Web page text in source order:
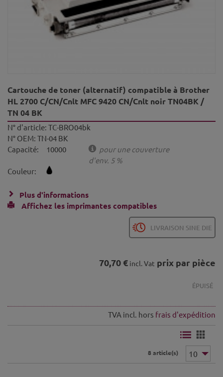
Cartouche de toner (alternatif) compatible à Brother
HL 2700 C/CN/Cnlt MFC 9420 CN/Cnlt noir TN04BK /
TN 04 BK
N° d'article: TC-BRO04bk
N° OEM: TN-04 BK
Capacité:
10000
pour une couverture
d'env. 5 %
Couleur:
Plus d'informations
Affichez les imprimantes compatibles
LIVRAISON SINE DIE
70,70 € incl. Vat prix par pièce
ÉPUISÉ
TVA incl. hors frais d'expédition
8 article(s)